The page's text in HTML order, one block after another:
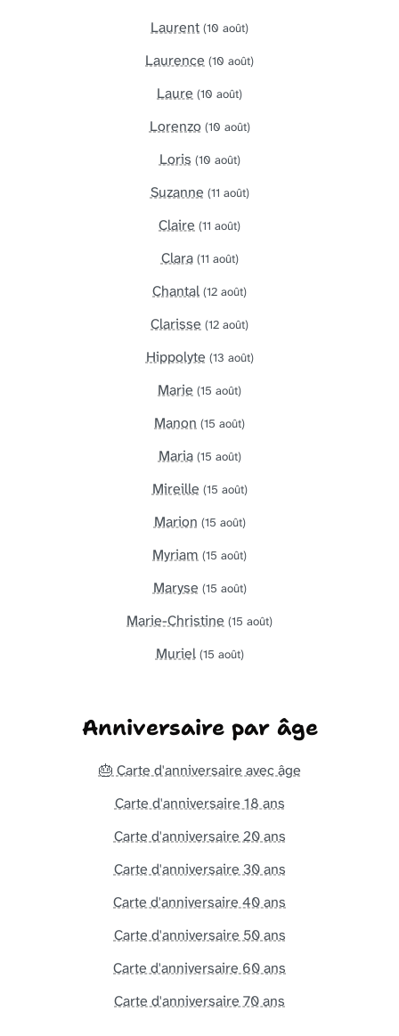
Laurent (10 août)
Laurence (10 août)
Laure (10 août)
Lorenzo (10 août)
Loris (10 août)
Suzanne (11 août)
Claire (11 août)
Clara (11 août)
Chantal (12 août)
Clarisse (12 août)
Hippolyte (13 août)
Marie (15 août)
Manon (15 août)
Maria (15 août)
Mireille (15 août)
Marion (15 août)
Myriam (15 août)
Maryse (15 août)
Marie-Christine (15 août)
Muriel (15 août)
Anniversaire par âge
🎂 Carte d'anniversaire avec âge
Carte d'anniversaire 18 ans
Carte d'anniversaire 20 ans
Carte d'anniversaire 30 ans
Carte d'anniversaire 40 ans
Carte d'anniversaire 50 ans
Carte d'anniversaire 60 ans
Carte d'anniversaire 70 ans